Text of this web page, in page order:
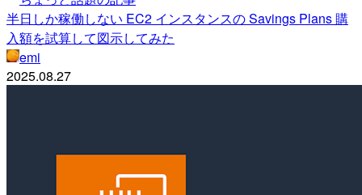
半日しか稼働しない EC2 インスタンスの Savings Plans 購
入額を試算して図示してみた
emi
2025.08.27